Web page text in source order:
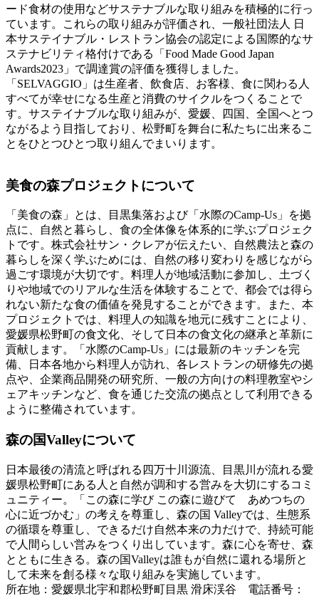
ード食材の使用などサステナブルな取り組みを積極的に行っ
ています。これらの取り組みが評価され、一般社団法人 日
本サステイナブル・レストラン協会の認定による国際的なサ
ステナビリティ格付けである「Food Made Good Japan
Awards2023」で調達賞の評価を獲得しました。
「SELVAGGIO」は生産者、飲食店、お客様、食に関わる人
すべてが幸せになる生産と消費のサイクルをつくることで
す。サステイナブルな取り組みが、愛媛、四国、全国へとつ
ながるよう目指しており、松野町を舞台に私たちに出来るこ
とをひとつひとつ取り組んでまいります。
美食の森プロジェクトについて
「美食の森」とは、目黒集落および「水際のCamp-Us」を拠
点に、自然と暮らし、食の全体像を体系的に学ぶプロジェク
トです。株式会社サン・クレアが伝えたい、自然農法と森の
暮らしを深く学ぶためには、自然の移り変わりを感じながら
過ごす環境が大切です。料理人が地域活動に参加し、土づく
りや地域でのリアルな生活を体験することで、都会では得ら
れない新たな食の価値を発見することができます。また、本
プロジェクトでは、料理人の知識を地元に残すことにより、
愛媛県松野町の食文化、そして日本の食文化の継承と革新に
貢献します。「水際のCamp-Us」には最新のキッチンを完
備、日本各地から料理人が訪れ、各レストランの研修先の拠
点や、企業商品開発の研究所、一般の方向けの料理教室やシ
ェアキッチンなど、食を通じた交流の拠点として利用できる
ように整備されています。
森の国Valleyについて
日本最後の清流と呼ばれる四万十川源流、目黒川が流れる愛
媛県松野町にある人と自然が調和する営みを大切にするコミ
ュニティー。「この森に学び この森に遊びて あめつちの
心に近づかむ」の考えを尊重し、森の国 Valleyでは、生態系
の循環を尊重し、できるだけ自然本来の力だけで、持続可能
で人間らしい営みをつくり出しています。森に心を寄せ、森
とともに生きる。森の国Valleyは誰もが自然に還れる場所と
して未来を創る様々な取り組みを実施しています。
所在地：愛媛県北宇和郡松野町目黒 滑床渓谷 電話番号：